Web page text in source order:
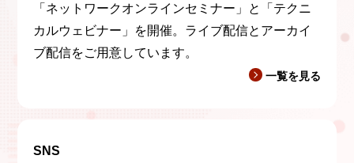
「ネットワークオンラインセミナー」と「テクニ
カルウェビナー」を開催。ライブ配信とアーカイ
ブ配信をご用意しています。
一覧を見る
SNS